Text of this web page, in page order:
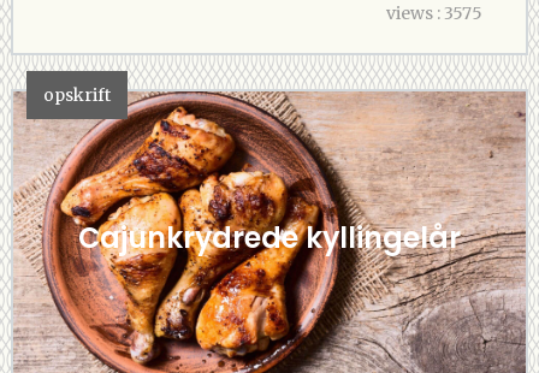
views : 3575
opskrift
Cajunkrydrede kyllingelår